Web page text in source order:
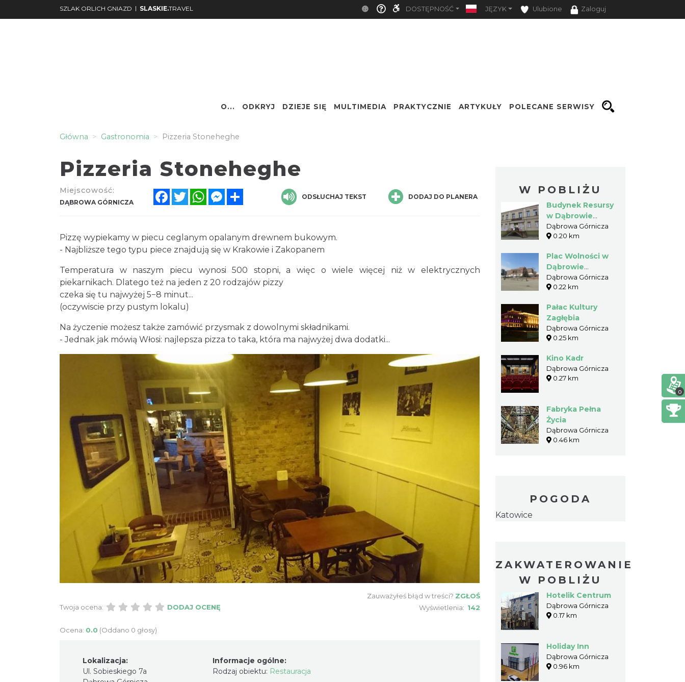
SZLAK ORLICH GNIAZD | SLASKIE.TRAVEL DOSTĘPNOŚĆ JĘZYK Ulubione Zaloguj
O... ODKRYJ DZIEJE SIĘ MULTIMEDIA PRAKTYCZNIE ARTYKUŁY POLECANE SERWISY
Nr. Podgląd
Główna Gastronomia Pizzeria Stoneheghe
Pizzeria Stoneheghe
Miejscowość:
DĄBROWA GÓRNICZA
FacebookTwitterWhatsAppMessenger ODSŁUCHAJ TEKST DODAJ DO PLANERA
Pizzę wypiekamy w piecu ceglanym opalanym drewnem bukowym.
- Najbliższe tego typu piece znajdują się w Krakowie i Zakopanem
Temperatura w naszym piecu wynosi 500 stopni, a więc o wiele więcej niż w elektrycznych
piekarnikach. Dlatego też na jeden z 20 rodzajów pizzy
czeka się tu najwyżej 5−8 minut...
(oczywiscie przy pustym lokalu)
Na życzenie możesz także zamówić przysmak z dowolnymi składnikami.
- Jednak jak mówią Włosi: najlepsza pizza to taka, która ma najwyżej dwa dodatki...
Zauważyłeś błąd w treści? ZGŁOŚ
Twoja ocena:
DODAJ OCENĘ
Ocena: 0.0 (Oddano 0 głosy)
Wyświetlenia: 142
Lokalizacja:
Ul. Sobieskiego 7a
Informacje ogólne:
Rodzaj obiektu: Restauracja
W POBLIŻU
Budynek Resursy
w Dąbrowie
Górniczej
Dąbrowa Górnicza
0.20 km
Plac Wolności w
Dąbrowie
Górniczej
Dąbrowa Górnicza
0.22 km
Pałac Kultury
Zagłębia
Dąbrowa Górnicza
0.25 km
Kino Kadr
Dąbrowa Górnicza
0.27 km
Fabryka Pełna
Życia
Dąbrowa Górnicza
0.46 km
POGODA
Katowice
ZAKWATEROWANIE
W POBLIŻU
Hotelik Centrum
Dąbrowa Górnicza
0.17 km
Holiday Inn
Dąbrowa Górnicza
0.96 km
0